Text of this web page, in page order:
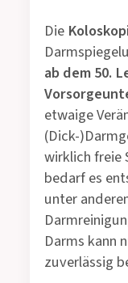
Die
ab dem 50.
etwaige
(Dick-
wirklich freie
bedarf es
unter
Darms kann
zuverlässig